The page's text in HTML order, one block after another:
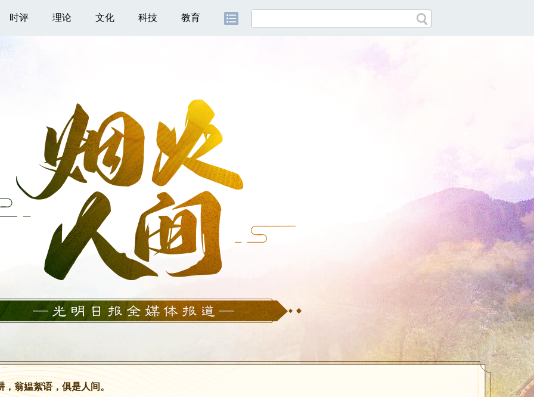
时评 理论 文化 科技 教育
翁媪絮语，俱是人间。